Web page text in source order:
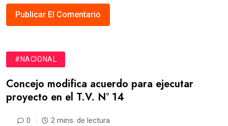
#NACIONAL
Concejo modifica acuerdo para ejecutar
proyecto en el T.V. N° 14
0 2 mins. de lectura